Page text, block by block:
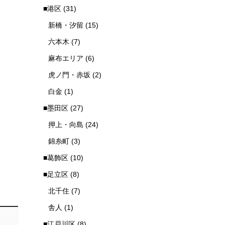
■港区 (31)
新橋・汐留 (15)
六本木 (7)
麻布エリア (6)
虎ノ門・赤坂 (2)
白金 (1)
■墨田区 (27)
押上・向島 (24)
錦糸町 (3)
■葛飾区 (10)
■足立区 (8)
北千住 (7)
舎人 (1)